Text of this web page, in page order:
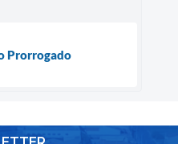
Prorrogado